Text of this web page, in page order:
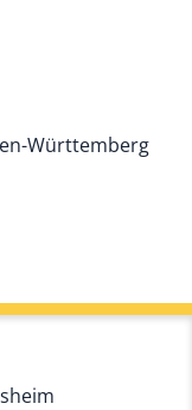
Württemberg